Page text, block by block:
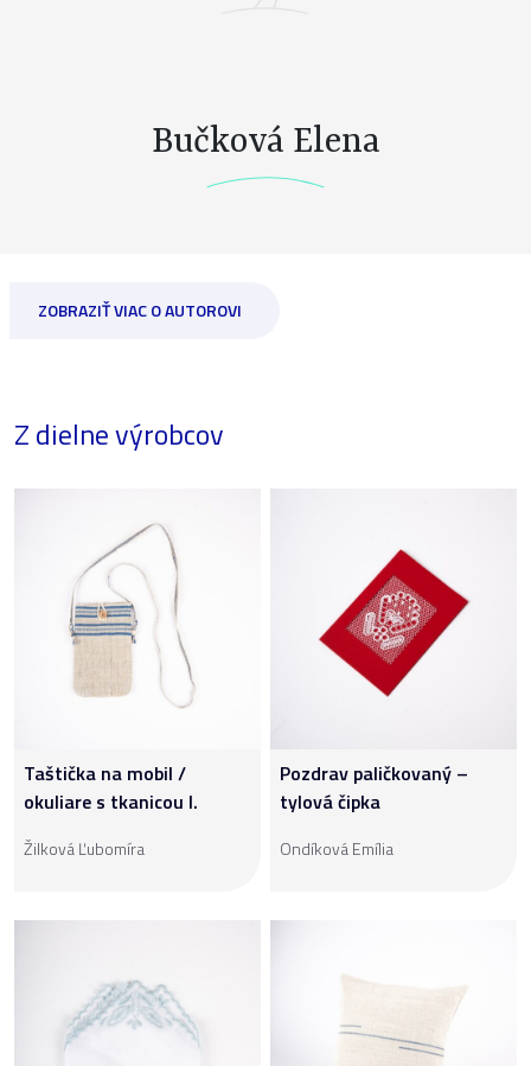
Bučková Elena
ZOBRAZIŤ VIAC O AUTOROVI
Z dielne výrobcov
Taštička na mobil /
okuliare s tkanicou I.
Žilková Ľubomíra
Pozdrav paličkovaný –
tylová čipka
Ondíková Emília